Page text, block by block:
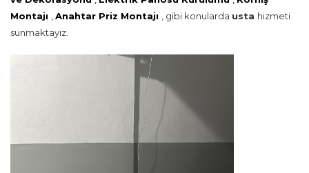
Montajı
Anahtar Priz Montajı , gibi konularda usta hizmeti
sunmaktayız.